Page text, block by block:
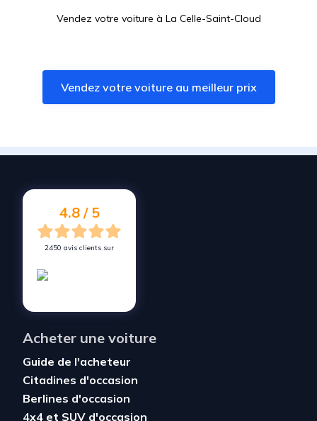
Vendez votre voiture à La Celle-Saint-Cloud
Vendez votre voiture àLe Vésinet
Vendez votre voiture àLe Chesnay-Rocquencourt
Vendez votre voiture à
Vendez votre voiture au meilleur prix
4.8 / 5
2450 avis clients sur
Acheter une voiture
Guide de l'acheteur
Citadines d'occasion
Berlines d'occasion
4x4 et SUV d'occasion